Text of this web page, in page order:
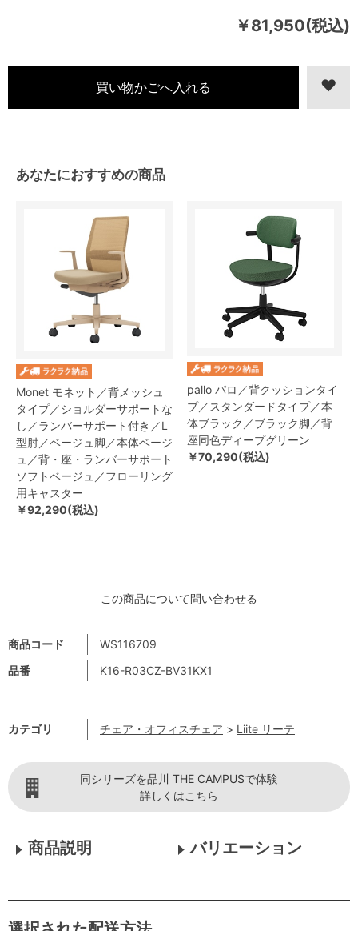
￥81,950(税込)
商品コード
WS116709
品番
K16-R03CZ-BV31KX1
カテゴリ チェア・オフィスチェア > Liite リーテ
あなたにおすすめの商品
Monet モネット／背メッシュ
タイプ／ショルダーサポートな
し／ランバーサポート付き／L
型肘／ベージュ脚／本体ベージ
ュ／背・座・ランバーサポート
ソフトベージュ／フローリング
用キャスター
￥92,290(税込)
pallo パロ／背クッションタイ
プ／スタンダードタイプ／本
体ブラック／ブラック脚／背
座同色ディープグリーン
￥70,290(税込)
この商品について問い合わせる
同シリーズを品川 THE CAMPUSで体験
詳しくはこちら
商品説明 バリエーション